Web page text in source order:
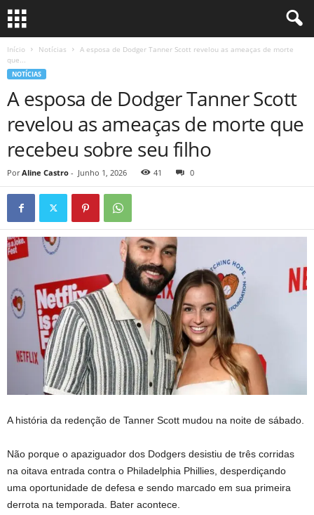
Início Notícias
A esposa de Dodger Tanner Scott revelou as ameaças de morte
que...
NOTÍCIAS
A esposa de Dodger Tanner Scott
revelou as ameaças de morte que
recebeu sobre seu filho
Por Aline Castro - Junho 1, 2026 41 0
A história da redenção de Tanner Scott mudou na noite de sábado.
Não porque o apaziguador dos Dodgers desistiu de três corridas
na oitava entrada contra o Philadelphia Phillies, desperdiçando
uma oportunidade de defesa e sendo marcado em sua primeira
derrota na temporada. Bater acontece.